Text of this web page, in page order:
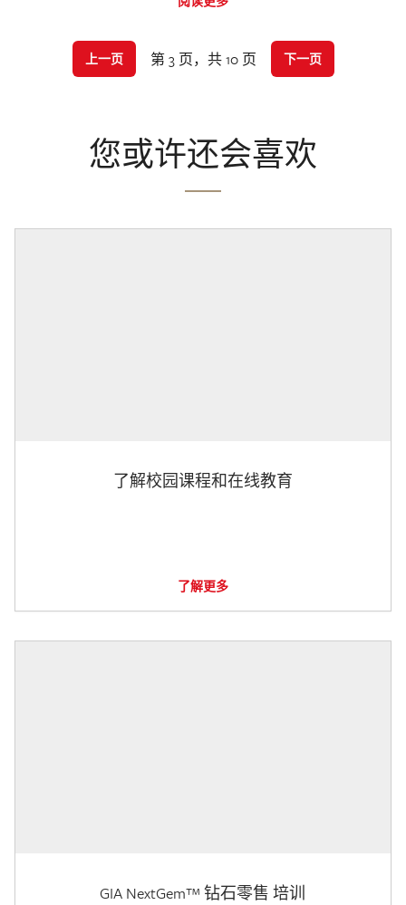
上一页 第 3 页，共 10 页 下一页
您或许还会喜欢
了解校园课程和在线教育
了解更多
GIA NextGem™ 钻石零售 培训